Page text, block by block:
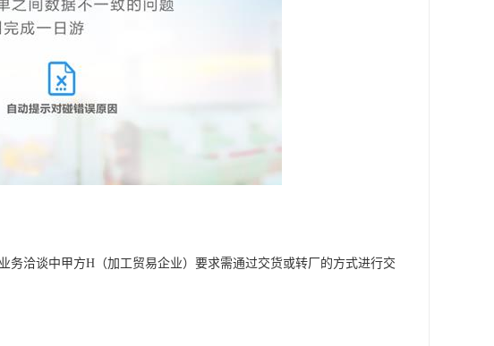
务洽谈中甲方H（加工贸易企业）要求需通过交货或转厂的方式进行交